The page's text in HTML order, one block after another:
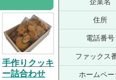
手作りクッキ
ー詰合わせ
企業名
住所
電話番号
ファックス
ホームペー